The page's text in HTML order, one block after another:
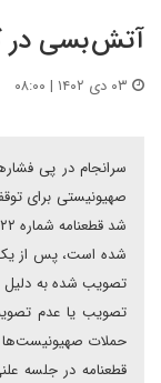
آتش بسی در
سرانجام در پی
صهیونیستی برای
شده است، پس از یک
تصویب شده به دلیل
تصویب یا عدم
حملات صهیونیست‌ها